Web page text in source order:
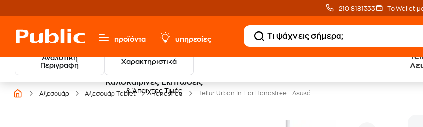
210 8181333 Το Wallet
προϊόντα υπηρεσίες
Αναλυτική
Περιγραφή
Χαρακτηριστικά
Καλοκαιρινές Εκπτώσεις
& Άπαιχτες Τιμές
Δωρεάν
Αξεσουάρ Αξεσουάρ Tablet Handsfree Tellur Urban In-Ear Handsfree - Λευκό